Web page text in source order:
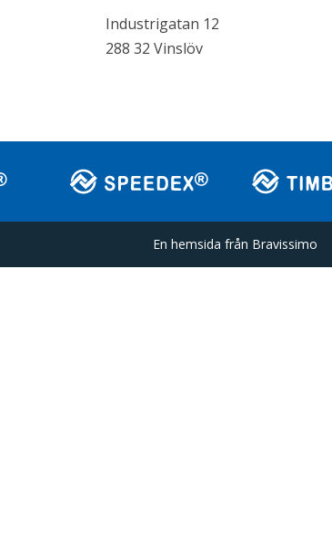
Industrigatan 12
288 32 Vinslöv
En hemsida från Bravissimo